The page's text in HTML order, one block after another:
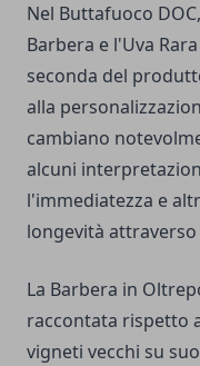
Nel Buttafuoco
Barbera e l'Uva
seconda del
alla
cambiano
alcuni
l'immediatezza e
longevità
La Barbera in
raccontata rispetto
vigneti vecchi su